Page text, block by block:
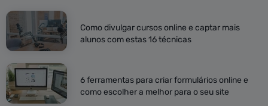
Como divulgar cursos online e captar mais
alunos com estas 16 técnicas
6 ferramentas para criar formulários online e
como escolher a melhor para o seu site